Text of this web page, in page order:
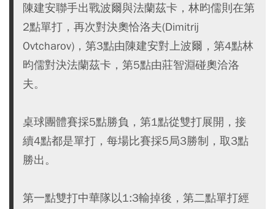
陳建安聯手出戰波爾與法蘭茲卡，林昀儒則在第
2點單打，再次對決奧恰洛夫(Dimitrij
Ovtcharov)，第3點由陳建安對上波爾，第4點林
昀儒對決法蘭茲卡，第5點由莊智淵碰奧洽洛
夫。
桌球團體賽採5點勝負，第1點從雙打展開，接
續4點都是單打，每場比賽採5局3勝制，取3點
勝出。
第一點雙打中華隊以1:3輸掉後，第二點單打經